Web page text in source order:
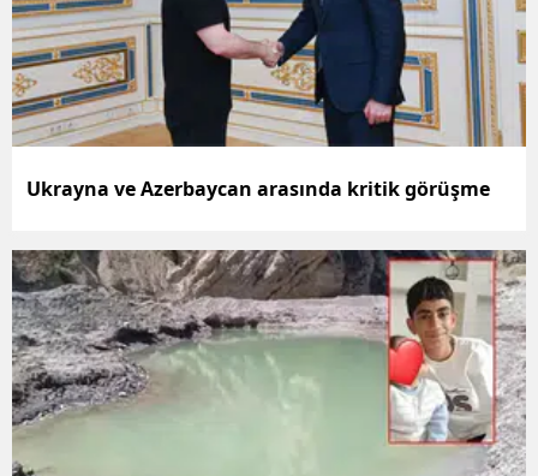
Ukrayna ve Azerbaycan arasında kritik görüşme